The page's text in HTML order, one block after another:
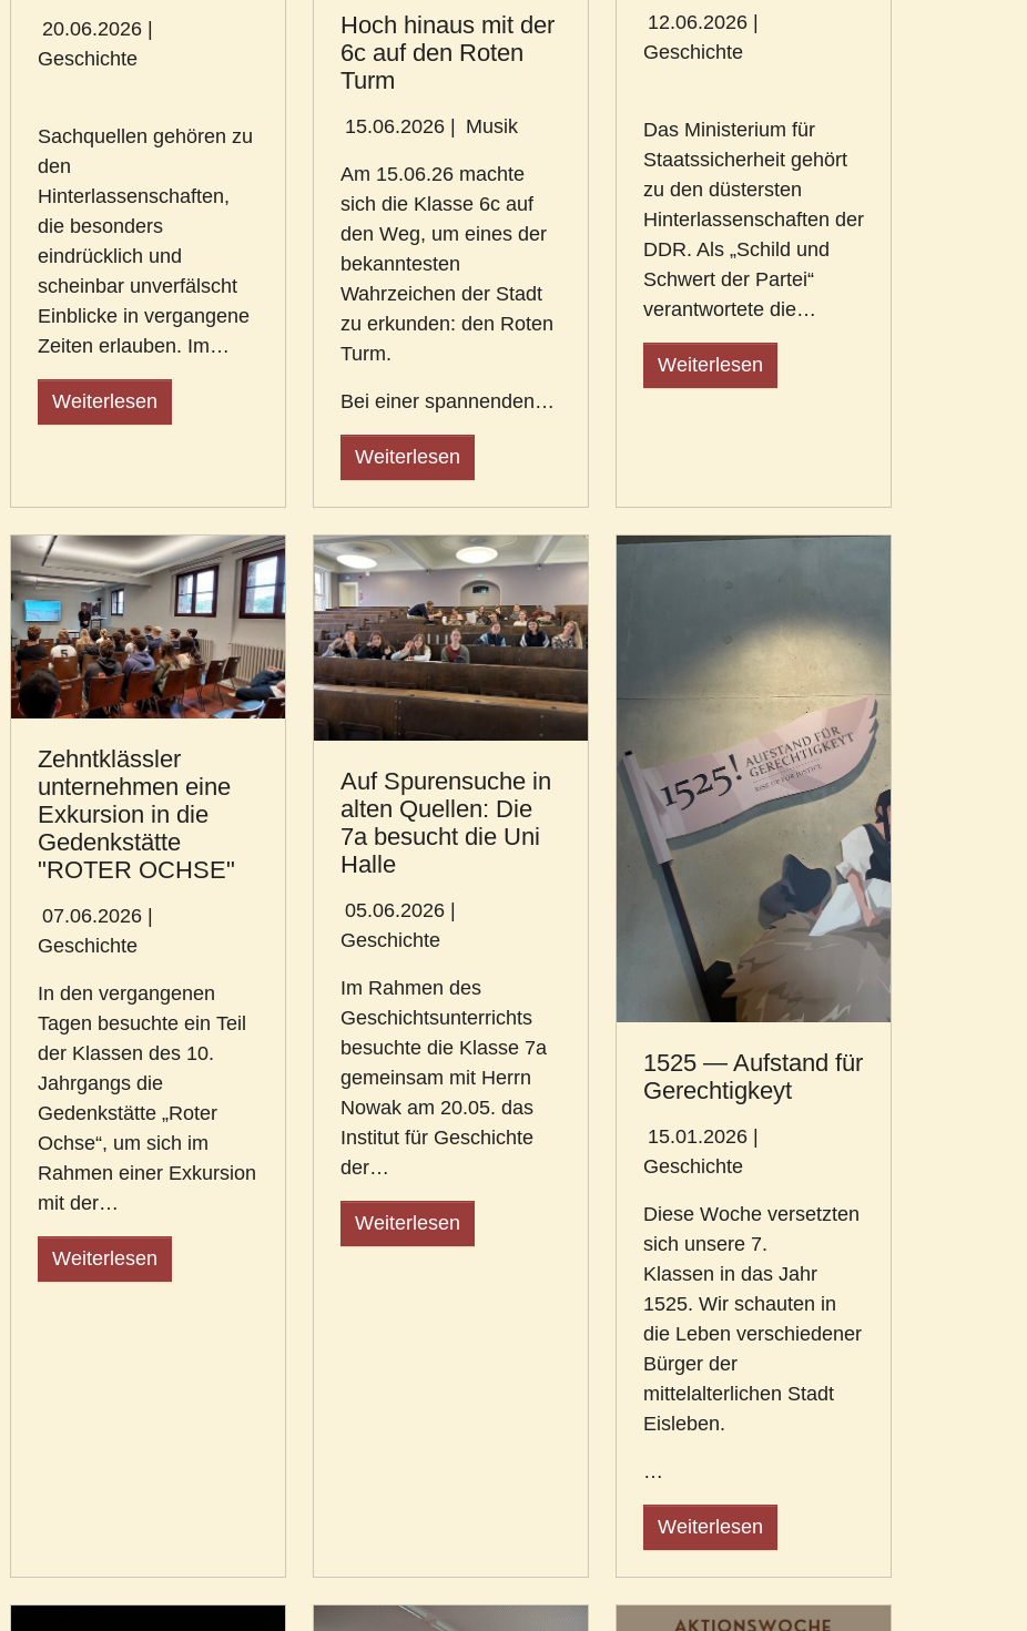
20.06.2026
Geschichte
Sachquellen gehören zu
den
Hinterlassenschaften,
die besonders
eindrücklich und
scheinbar unverfälscht
Einblicke in vergangene
Zeiten erlauben. Im…
Weiterlesen
Hoch hinaus mit der
6c auf den Roten
Turm
15.06.2026 Musik
Am 15.06.26 machte
sich die Klasse 6c auf
den Weg, um eines der
bekanntesten
Wahrzeichen der Stadt
zu erkunden: den Roten
Turm.
Bei einer spannenden…
Weiterlesen
12.06.2026 |
Geschichte
Das Ministerium für
Staatssicherheit gehört
zu den düstersten
Hinterlassenschaften der
DDR. Als „Schild und
Schwert der Partei“
verantwortete die…
Weiterlesen
Zehntklässler
unternehmen eine
Exkursion in die
Gedenkstätte
"ROTER OCHSE"
07.06.2026 |
Geschichte
In den vergangenen
Tagen besuchte ein Teil
der Klassen des 10.
Jahrgangs die
Gedenkstätte „Roter
Ochse“, um sich im
Rahmen einer Exkursion
mit der…
Weiterlesen
Auf Spurensuche in
alten Quellen: Die
7a besucht die Uni
Halle
05.06.2026
Geschichte
Im Rahmen des
Geschichtsunterrichts
besuchte die Klasse 7a
gemeinsam mit Herrn
Nowak am 20.05. das
Institut für Geschichte
der…
Weiterlesen
1525 — Aufstand für
Gerechtigkeyt
15.01.2026
Geschichte
Diese Woche versetzten
sich unsere 7.
Klassen in das Jahr
1525. Wir schauten in
die Leben verschiedener
Bürger der
mittelalterlichen Stadt
Eisleben.
…
Weiterlesen